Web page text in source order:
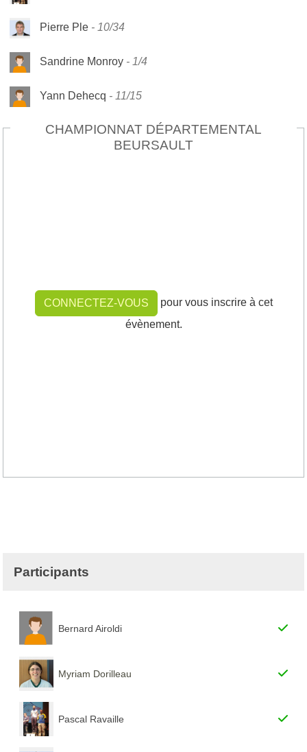
Pierre Ple 10/34
Sandrine Monroy 1/4
Yann Dehecq 11/15
CHAMPIONNAT DÉPARTEMENTAL
BEURSAULT
CONNECTEZ-VOUS
pour vous inscrire à cet
évènement.
Participants
Bernard Airoldi
Myriam Dorilleau
Pascal Ravaille